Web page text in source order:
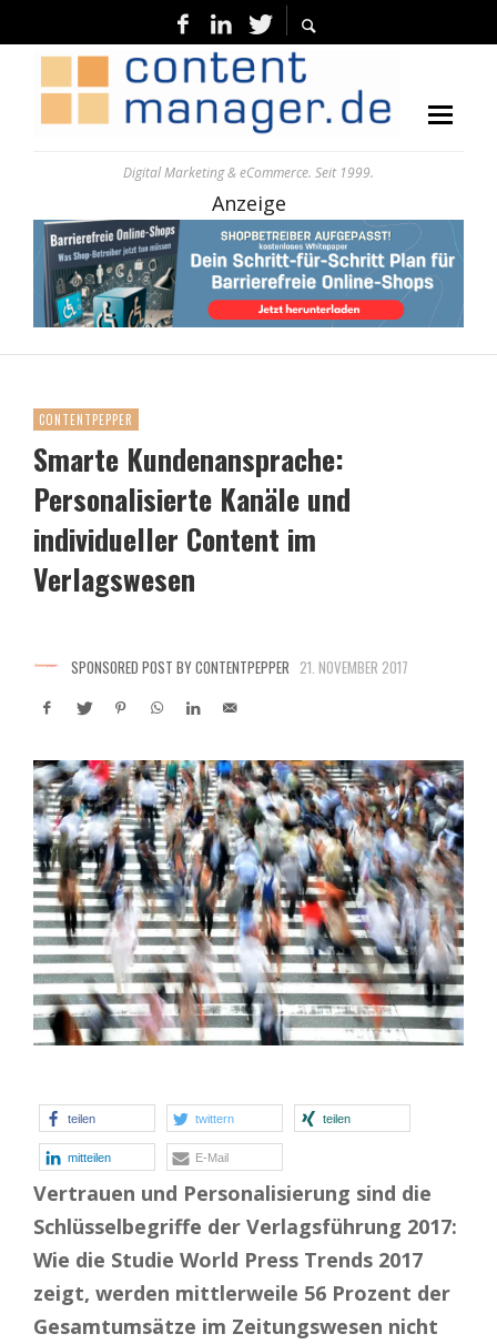
Digital Marketing & eCommerce. Seit 1999.
Anzeige
CONTENTPEPPER
Smarte Kundenansprache:
Personalisierte Kanäle und
individueller Content im
Verlagswesen
SPONSORED POST BY CONTENTPEPPER 21. NOVEMBER 2017
teilen twittern teilen
mitteilen E-Mail
Vertrauen und Personalisierung sind die
Schlüsselbegriffe der Verlagsführung 2017:
Wie die Studie World Press Trends 2017
zeigt, werden mittlerweile 56 Prozent der
Gesamtumsätze im Zeitungswesen nicht